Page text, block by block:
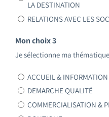
LA DESTINATION
RELATIONS AVEC LES
Mon choix 3
Je sélectionne ma
ACCUEIL & INFORMATION
DEMARCHE QUALITÉ
COMMERCIALISATION &